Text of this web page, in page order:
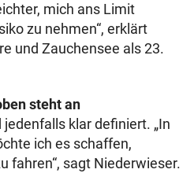
mich ans Limit
zu nehmen“, erklärt
und Zauchensee als 23.
steht an
klar definiert. „In
ich es schaffen,
fahren“, sagt Niederwieser.